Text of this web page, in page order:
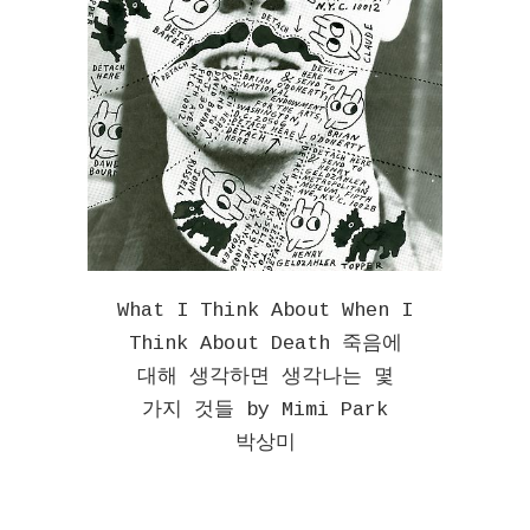
What I Think About When I
Think About Death 죽음에
대해 생각하면 생각나는 몇
가지 것들 by Mimi Park
박상미